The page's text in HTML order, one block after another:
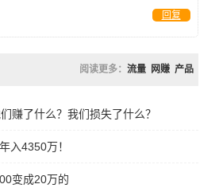
回复
阅读更多： 流量 网赚 产品
赚了什么？我们损失了什么？
入4350万！
变成20万的